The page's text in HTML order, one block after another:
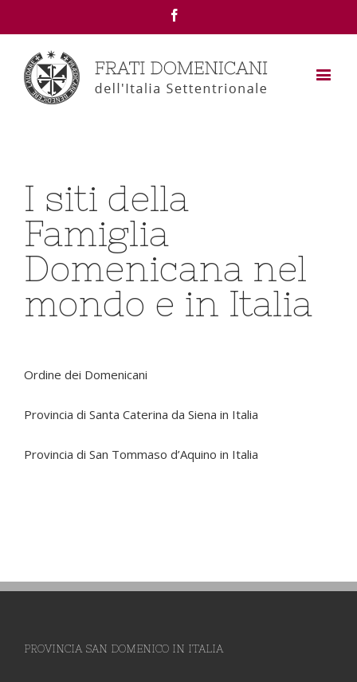
I siti della
Famiglia
Domenicana nel
mondo e in Italia
Ordine dei Domenicani
Provincia di Santa Caterina da Siena in Italia
Provincia di San Tommaso d’Aquino in Italia
PROVINCIA SAN DOMENICO IN ITALIA